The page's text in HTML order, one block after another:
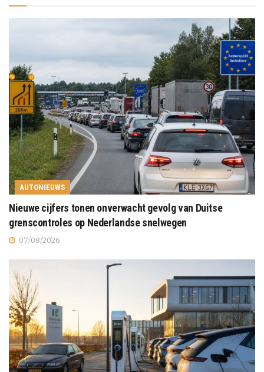
AUTONIEUWS
Nieuwe cijfers tonen onverwacht gevolg van Duitse
grenscontroles op Nederlandse snelwegen
07/08/2026